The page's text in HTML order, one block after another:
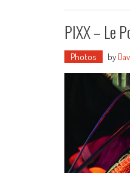
PIXX – Le
Photos by